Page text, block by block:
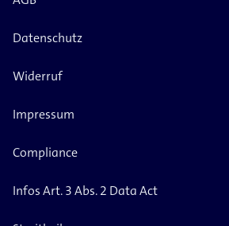
Datenschutz
Widerruf
Impressum
Compliance
Infos Art. 3 Abs. 2 Data Act